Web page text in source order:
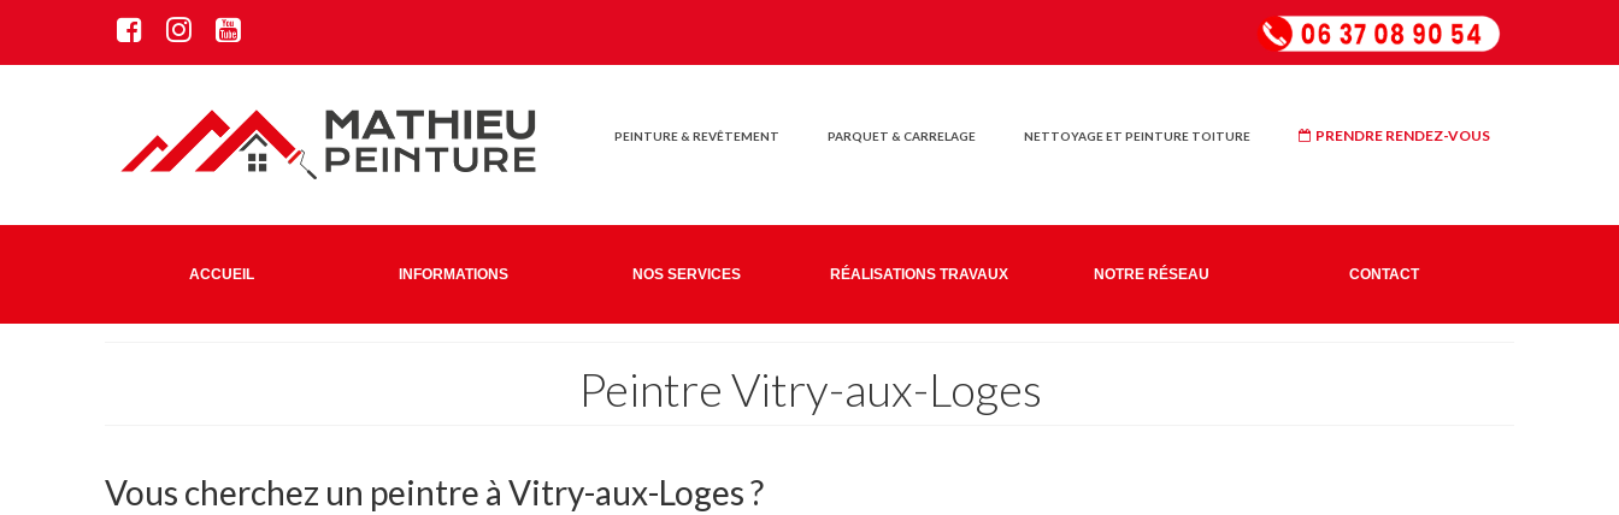
PEINTURE & REVÊTEMENT PARQUET & CARRELAGE NETTOYAGE ET PEINTURE TOITURE PRENDRE RENDEZ-VOUS
ACCUEIL INFORMATIONS NOS SERVICES RÉALISATIONS TRAVAUX NOTRE RÉSEAU CONTACT
Peintre Vitry-aux-Loges
Vous cherchez un peintre à Vitry-aux-Loges ?